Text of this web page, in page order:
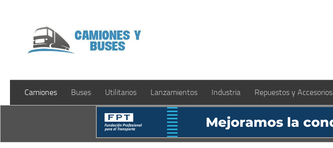
Camiones Buses Utilitarios Lanzamientos Industria Repuestos y Accesorios